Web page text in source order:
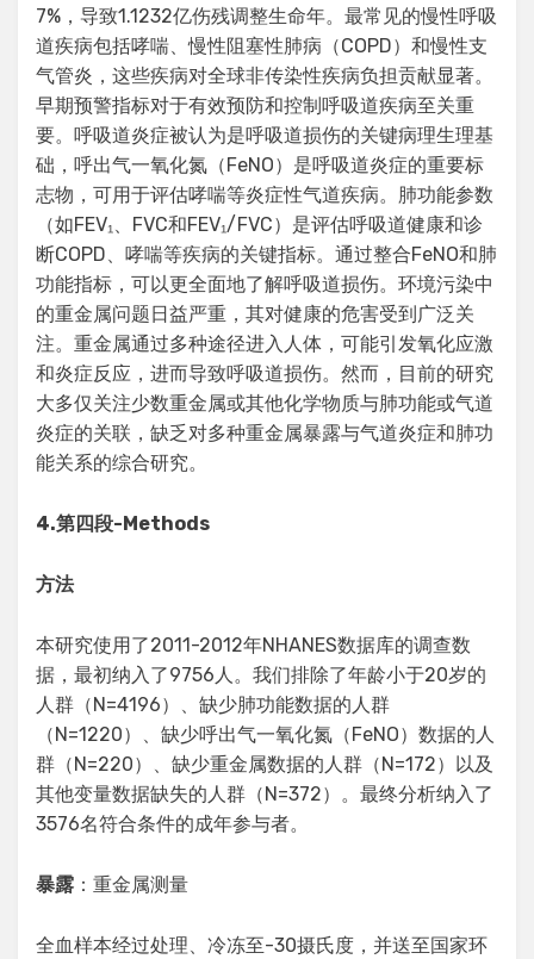
7%，导致1.1232亿伤残调整生命年。最常见的慢性呼吸
道疾病包括哮喘、慢性阻塞性肺病（COPD）和慢性支
气管炎，这些疾病对全球非传染性疾病负担贡献显著。
早期预警指标对于有效预防和控制呼吸道疾病至关重
要。呼吸道炎症被认为是呼吸道损伤的关键病理生理基
础，呼出气一氧化氮（FeNO）是呼吸道炎症的重要标
志物，可用于评估哮喘等炎症性气道疾病。肺功能参数
（如FEV₁、FVC和FEV₁/FVC）是评估呼吸道健康和诊
断COPD、哮喘等疾病的关键指标。通过整合FeNO和肺
功能指标，可以更全面地了解呼吸道损伤。环境污染中
的重金属问题日益严重，其对健康的危害受到广泛关
注。重金属通过多种途径进入人体，可能引发氧化应激
和炎症反应，进而导致呼吸道损伤。然而，目前的研究
大多仅关注少数重金属或其他化学物质与肺功能或气道
炎症的关联，缺乏对多种重金属暴露与气道炎症和肺功
能关系的综合研究。
4.第四段-Methods
方法
本研究使用了2011-2012年NHANES数据库的调查数
据，最初纳入了9756人。我们排除了年龄小于20岁的
人群（N=4196）、缺少肺功能数据的人群
（N=1220）、缺少呼出气一氧化氮（FeNO）数据的人
群（N=220）、缺少重金属数据的人群（N=172）以及
其他变量数据缺失的人群（N=372）。最终分析纳入了
3576名符合条件的成年参与者。
暴露 ：重金属测量
全血样本经过处理、冷冻至-30摄氏度，并送至国家环